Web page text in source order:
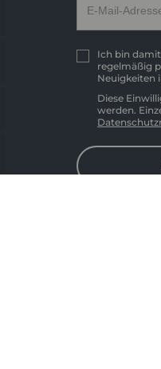
Ich bin
regelmäßig
Neuigkeiten
Diese
werden.